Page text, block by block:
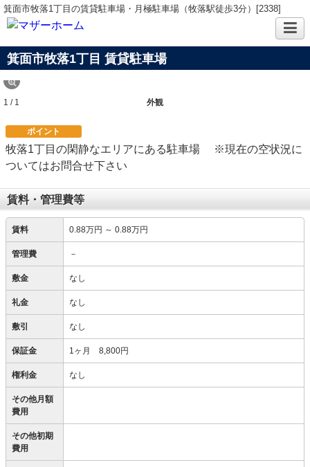
箕面市牧落1丁目の賃貸駐車場・月極駐車場（牧落駅徒歩3分）[2338]
箕面市牧落1丁目 賃貸駐車場
外観
1 / 1
ポイント
牧落1丁目の閑静なエリアにある駐車場 ※現在の空状況に
ついてはお問合せ下さい
賃料・管理費等
賃料 0.88万円 ～ 0.88万円
管理費 －
敷金 なし
礼金 なし
敷引 なし
保証金 1ヶ月 8,800円
権利金 なし
その他月額
費用
その他初期
費用